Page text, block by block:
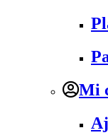
Mi